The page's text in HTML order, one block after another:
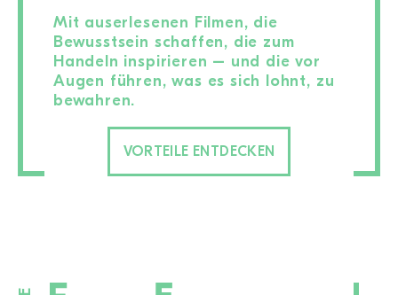
Mit auserlesenen Filmen, die
Bewusstsein schaffen, die zum
Handeln inspirieren – und die vor
Augen führen, was es sich lohnt, zu
bewahren.
VORTEILE ENTDECKEN